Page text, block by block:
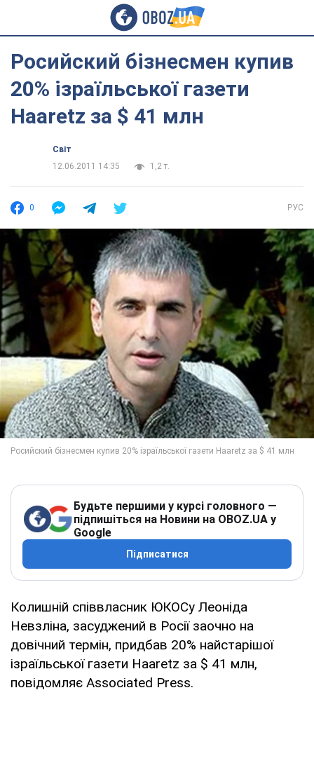
Росийский бізнесмен купив
20% ізраїльської газети
Haaretz за $ 41 млн
Світ
12.06.2011 14:35
1,2 т.
0 РУС
Будьте першими у курсі головного —
підпишіться на Новини на OBOZ.UA у
Google
Підписатися
Колишній співвласник ЮКОСу Леоніда
Невзліна, засуджений в Росії заочно на
довічний термін, придбав 20% найстарішої
ізраїльської газети Haaretz за $ 41 млн,
повідомляє Associated Press.